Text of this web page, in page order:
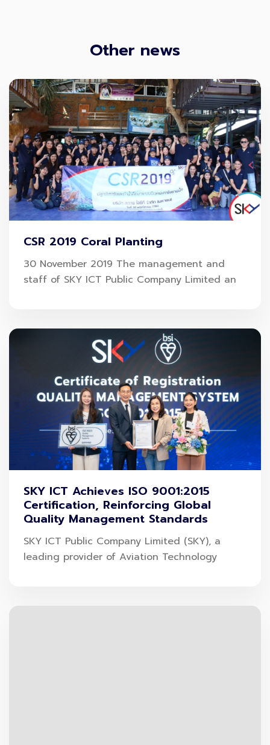
ทางการแพทย์เท่านั้น เพราะจะต้องพิจารณาข้อมูลอาการ หรือ
ตรวจด้วยตัวเอง เพราะอาจตรวจผิดพลาด เกิดความเข้าใจผิด
และก่อให้เกิดปัญหาในการควบคุมโรคระบาดได้ครับ
วันนี้ SKY จึงรวบรวมโรงพยาบาลที่มีการรับตรวจหาภูมิคุ้มกัน
โควิด-19และราคาเบื้องต้นมาให้ทุกๆคนได้เซฟเก็บไว้เป็นทาง
เลือกในการเดินทางไปตรวจกันครับ
โรงพยาบาลเกษมราษฎร์
เป็นการตรวจเลือดเพื่อหาระดับภูมิต้านทานเชื้อ SARS-CoV-2
เมื่อร่างกายเราได้รับเชื้อหรือวัคซีน ระบบภูมิคุ้มกันในร่างกายจะ
สร้างภูมิต้านทานขึ้นเพื่อต่อต้านเชื้อ ถ้าระดับของภูมิต้านทาน
โรคได้
ตรวจหาภูมิคุ้มกันโควิด-19
Covid-19 IgG / IgM (Rapid Screening Test)
ราคา 690 บาท
ตรวจหาปริมาณภูมิคุ้มกันโควิด-19
Covid-19 Ab IgG (Quantitative)
ราคา 1,200 บาท
ตรวจหาเปอร์เซ็นต์การยับยั้งเชื้อโควิด-19
Covid-19 IgM / IgG & NT (Antibody)
Other news
CSR 2019 Coral Planting
30 November 2019 The management and
staff of SKY ICT Public Company Limited an
SKY ICT Achieves ISO 9001:2015
Certification, Reinforcing Global
Quality Management Standards
SKY ICT Public Company Limited (SKY), a
leading provider of Aviation Technology